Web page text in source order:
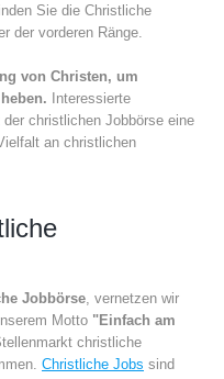
Sie die Christliche
der vorderen Ränge.
von Christen, um
Interessierte
christlichen Jobbörse eine
an christlichen
Jobbörse , vernetzen wir
Motto "Einfach am
christliche
Christliche Jobs sind